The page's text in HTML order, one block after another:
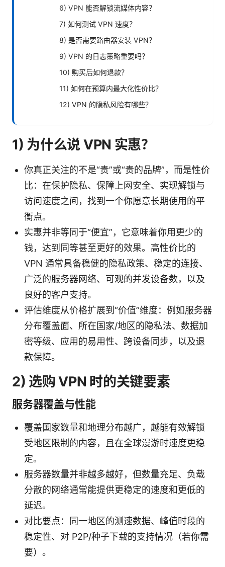
6) VPN 能否解锁流媒体内容？
7) 如何测试 VPN 速度？
8) 是否需要路由器安装 VPN？
9) VPN 的日志策略重要吗？
10) 购买后如何退款？
11) 如何在预算内最大化性价比？
12) VPN 的隐私风险有哪些？
1) 为什么说 VPN 实惠？
你真正关注的不是“贵”或“贵的品牌”，而是性价
比：在保护隐私、保障上网安全、实现解锁与
访问速度之间，找到一个你愿意长期使用的平
衡点。
实惠并非等同于“便宜”，它意味着你用更少的
钱，达到同等甚至更好的效果。高性价比的
VPN 通常具备稳健的隐私政策、稳定的连接、
广泛的服务器网络、可观的并发设备数，以及
良好的客户支持。
评估维度从价格扩展到“价值”维度：例如服务器
分布覆盖面、所在国家/地区的隐私法、数据加
密等级、应用的易用性、跨设备同步，以及退
款保障。
2) 选购 VPN 时的关键要素
服务器覆盖与性能
覆盖国家数量和地理分布越广，越能有效解锁
受地区限制的内容，且在全球漫游时速度更稳
定。
服务器数量并非越多越好，但数量充足、负载
分散的网络通常能提供更稳定的速度和更低的
延迟。
对比要点：同一地区的测速数据、峰值时段的
稳定性、对 P2P/种子下载的支持情况（若你需
要）。